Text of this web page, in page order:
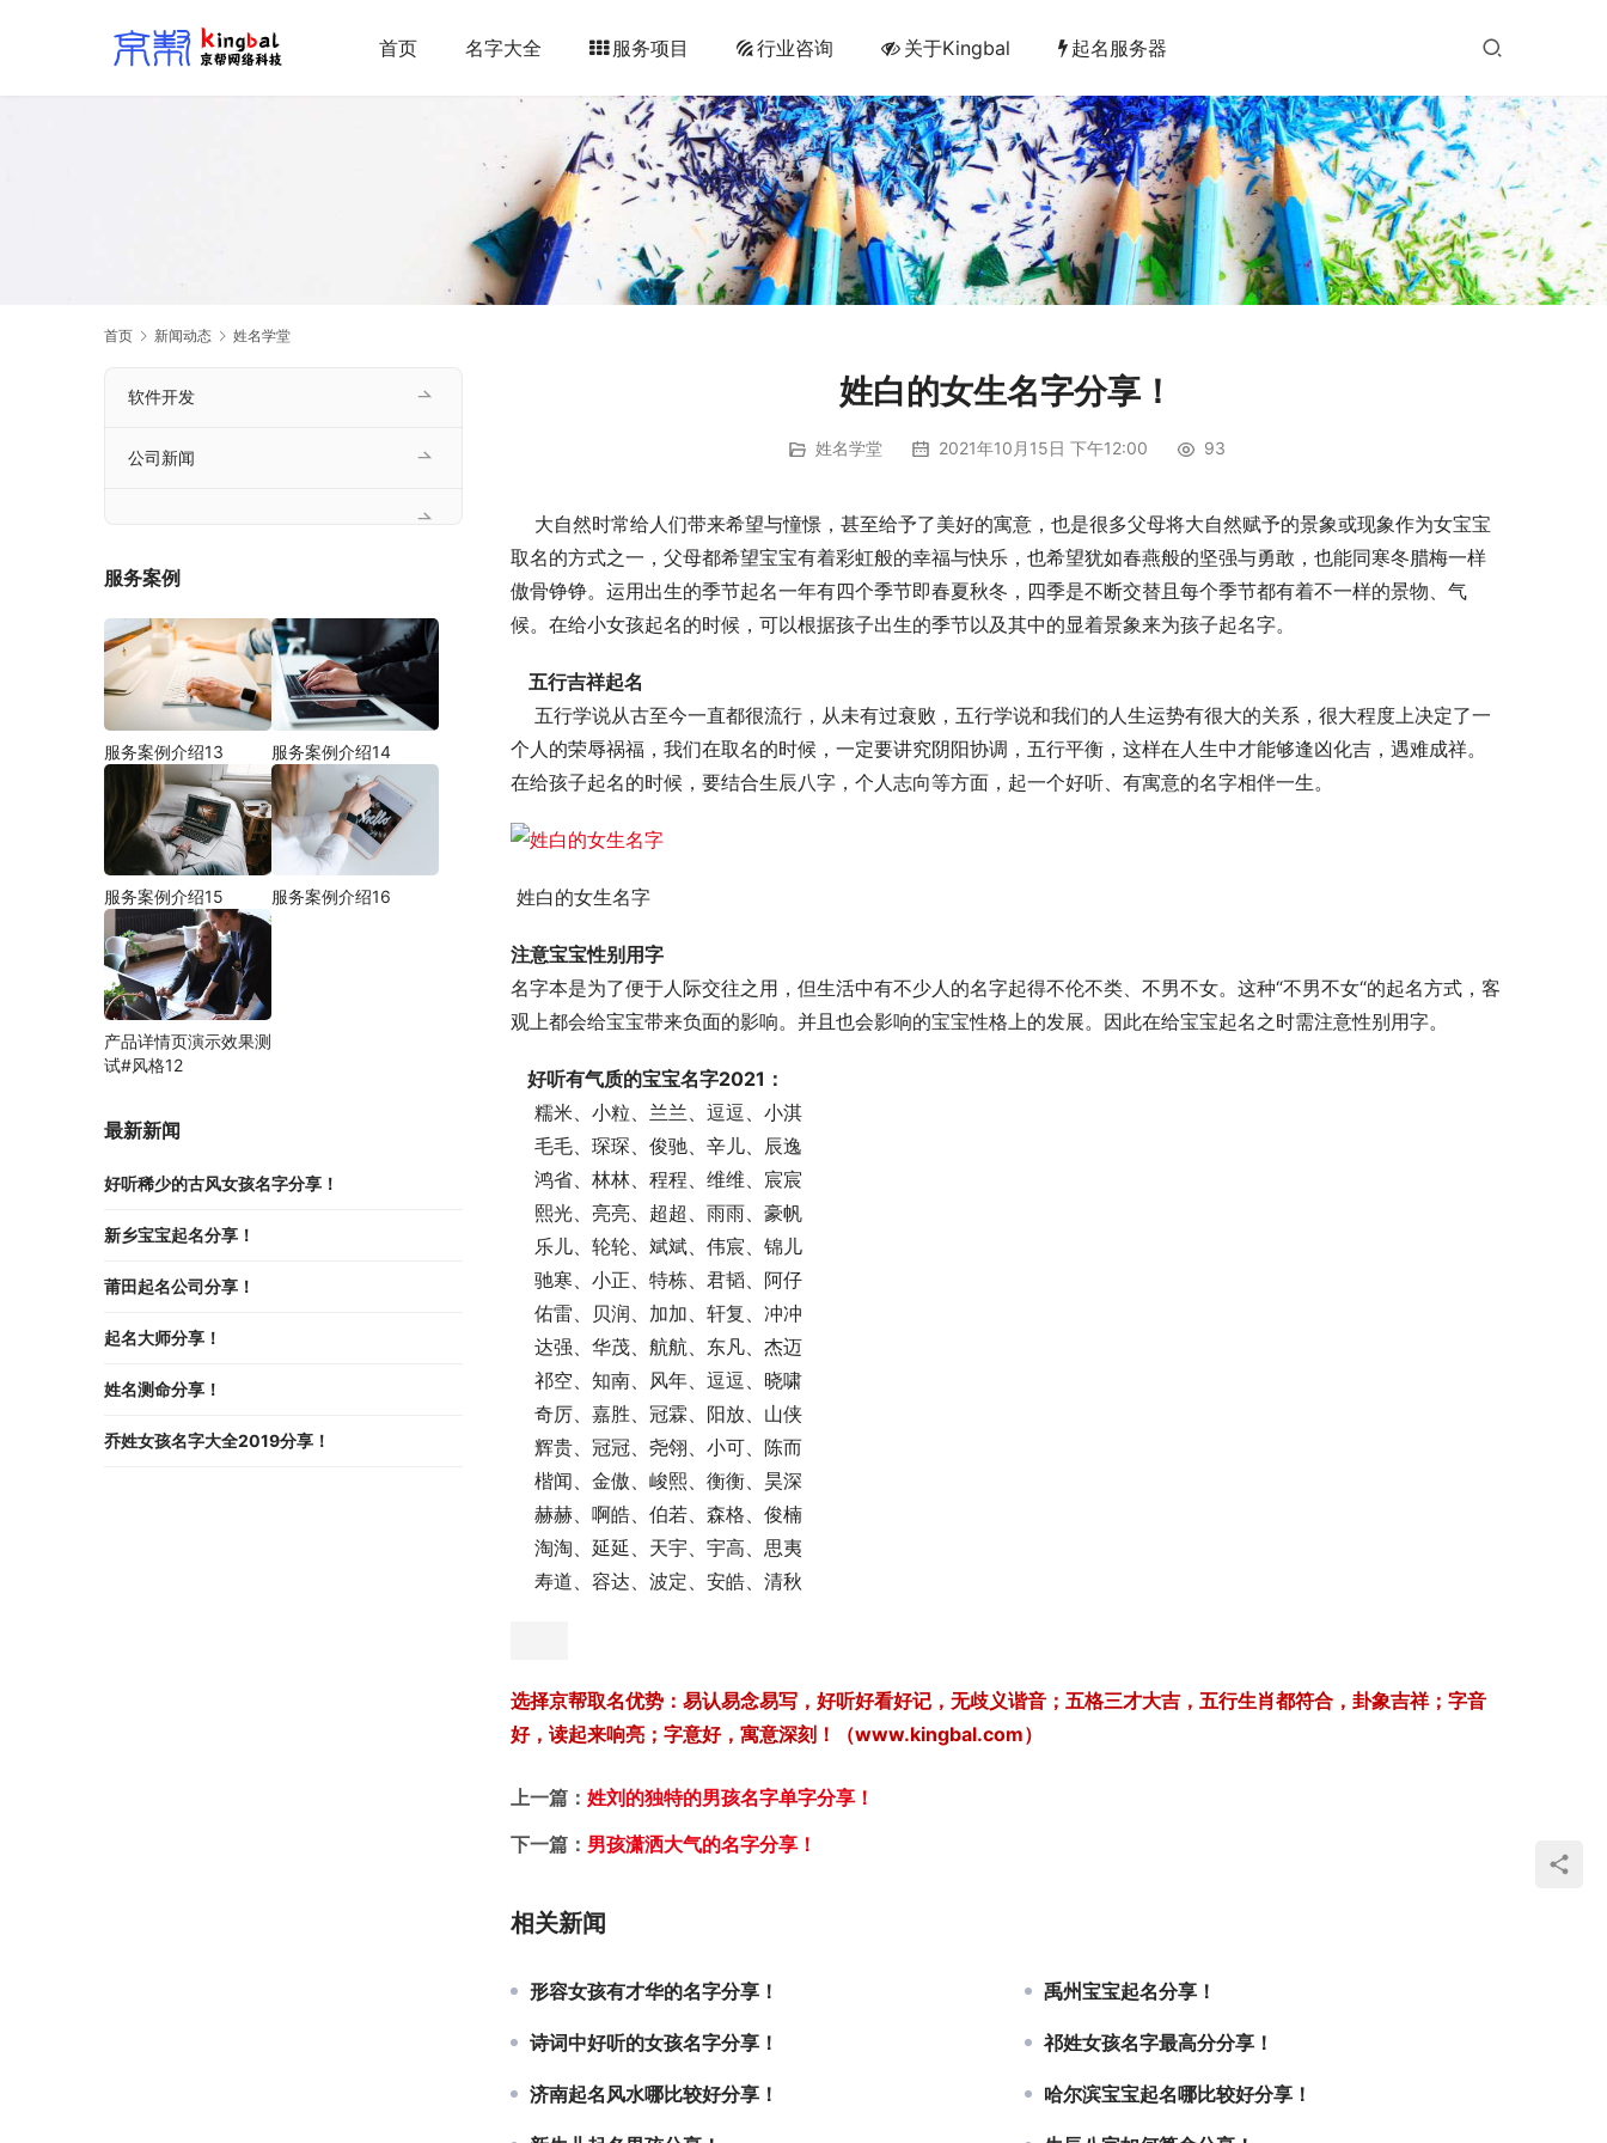
首页 名字大全 服务项目 行业咨询 关于Kingbal 起名服务器
首页 新闻动态 姓名学堂
姓白的女生名字分享！
姓名学堂 2021年10月15日 下午12:00 93
取名的方式之一，父母都希望宝宝有着彩虹般的幸福与快乐，也希望犹如春燕般的坚强与勇敢，也能同寒冬腊梅一样
傲骨铮铮。运用出生的季节起名一年有四个季节即春夏秋冬，四季是不断交替且每个季节都有着不一样的景物、气
候。在给小女孩起名的时候，可以根据孩子出生的季节以及其中的显着景象来为孩子起名字。
五行吉祥起名
个人的荣辱祸福，我们在取名的时候，一定要讲究阴阳协调，五行平衡，这样在人生中才能够逢凶化吉，遇难成祥。
在给孩子起名的时候，要结合生辰八字，个人志向等方面，起一个好听、有寓意的名字相伴一生。
姓白的女生名字
注意宝宝性别用字
名字本是为了便于人际交往之用，但生活中有不少人的名字起得不伦不类、不男不女。这种“不男不女“的起名方式，客
观上都会给宝宝带来负面的影响。并且也会影响的宝宝性格上的发展。因此在给宝宝起名之时需注意性别用字。
好听有气质的宝宝名字2021：
糯米、小粒、兰兰、逗逗、小淇
毛毛、琛琛、俊驰、辛儿、辰逸
鸿省、林林、程程、维维、宸宸
熙光、亮亮、超超、雨雨、豪帆
乐儿、轮轮、斌斌、伟宸、锦儿
驰寒、小正、特栋、君韬、阿仔
佑雷、贝润、加加、轩复、冲冲
达强、华茂、航航、东凡、杰迈
祁空、知南、风年、逗逗、晓啸
奇厉、嘉胜、冠霖、阳放、山侠
辉贵、冠冠、尧翎、小可、陈而
楷闻、金傲、峻熙、衡衡、昊深
赫赫、啊皓、伯若、森格、俊楠
淘淘、延延、天宇、宇高、思夷
寿道、容达、波定、安皓、清秋
选择京帮取名优势：易认易念易写，好听好看好记，无歧义谐音；五格三才大吉，五行生肖都符合，卦象吉祥；字音
好，读起来响亮；字意好，寓意深刻！（www.kingbal.com）
上一篇： 姓刘的独特的男孩名字单字分享！
下一篇： 男孩潇洒大气的名字分享！
相关新闻
形容女孩有才华的名字分享！ 禹州宝宝起名分享！
诗词中好听的女孩名字分享！ 祁姓女孩名字最高分分享！
济南起名风水哪比较好分享！ 哈尔滨宝宝起名哪比较好分享！
软件开发
公司新闻
服务案例
服务案例介绍13 服务案例介绍14
服务案例介绍15 服务案例介绍16
产品详情页演示效果测
试#风格12
最新新闻
好听稀少的古风女孩名字分享！
新乡宝宝起名分享！
莆田起名公司分享！
起名大师分享！
姓名测命分享！
乔姓女孩名字大全2019分享！